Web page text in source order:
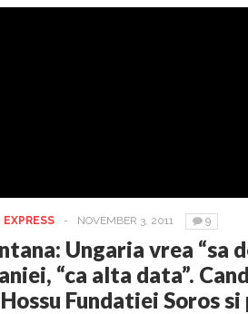
EXPRESS - NOVEMBER 3, 2011 9
Ungaria vrea “sa
“ca alta data”.
Fundatiei Soros si